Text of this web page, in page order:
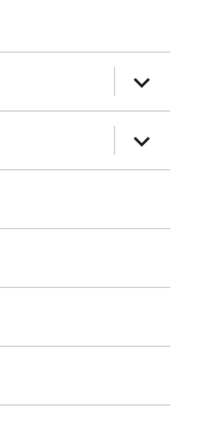
mở
rộng
trình
đơn
con
mở
rộng
trình